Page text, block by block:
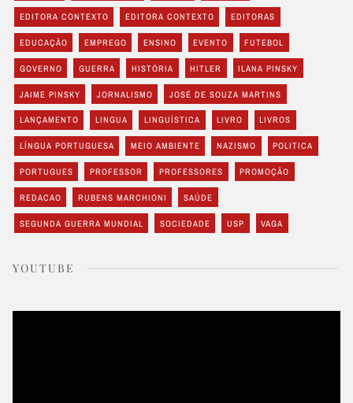
EDITORA CONTEXTO EDITORA CONTEXTO EDITORAS
EDUCAÇÃO EMPREGO ENSINO EVENTO FUTEBOL
GOVERNO GUERRA HISTÓRIA HITLER ILANA PINSKY
JAIME PINSKY JORNALISMO JOSÉ DE SOUZA MARTINS
LANÇAMENTO LINGUA LINGUÍSTICA LIVRO LIVROS
LÍNGUA PORTUGUESA MEIO AMBIENTE NAZISMO POLITICA
PORTUGUES PROFESSOR PROFESSORES PROMOÇÃO
REDACAO RUBENS MARCHIONI SAÚDE
SEGUNDA GUERRA MUNDIAL SOCIEDADE USP VAGA
YOUTUBE